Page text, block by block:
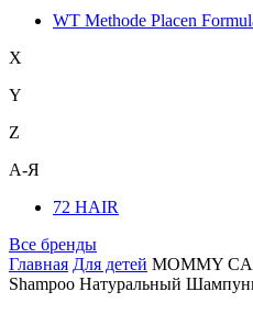
WT Methode Placen
X
Y
Z
А-Я
72 HAIR
Все бренды
Главная Для детей MOMMY
Shampoo Натуральный